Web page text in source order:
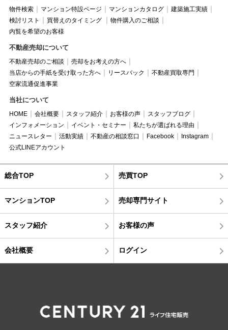
物件検索 マンション特設ページ マンションカタログ
建築施工実績
検討リスト
買替えのタイミング
物件購入のご相談
内覧を希望のお客様
不動産売却について
不動産売却のご相談
売却をお考えの方へ
当店からの手紙を受け取った方へ
リースバック
不動産買取専門
空家流通促進事業
当社について
HOME 会社概要 スタッフ紹介 お客様の声
スタッフブログ
インフォメーション
イベント・セミナー
私たちが選ばれる理由
ニュースレター
活動実績 不動産の相談窓口 Facebook
Instagram
公式LINEアカウント
総合TOP 売買TOP
マンションTOP 売却専門サイト
スタッフ紹介 お客様の声
会社概要 ログイン